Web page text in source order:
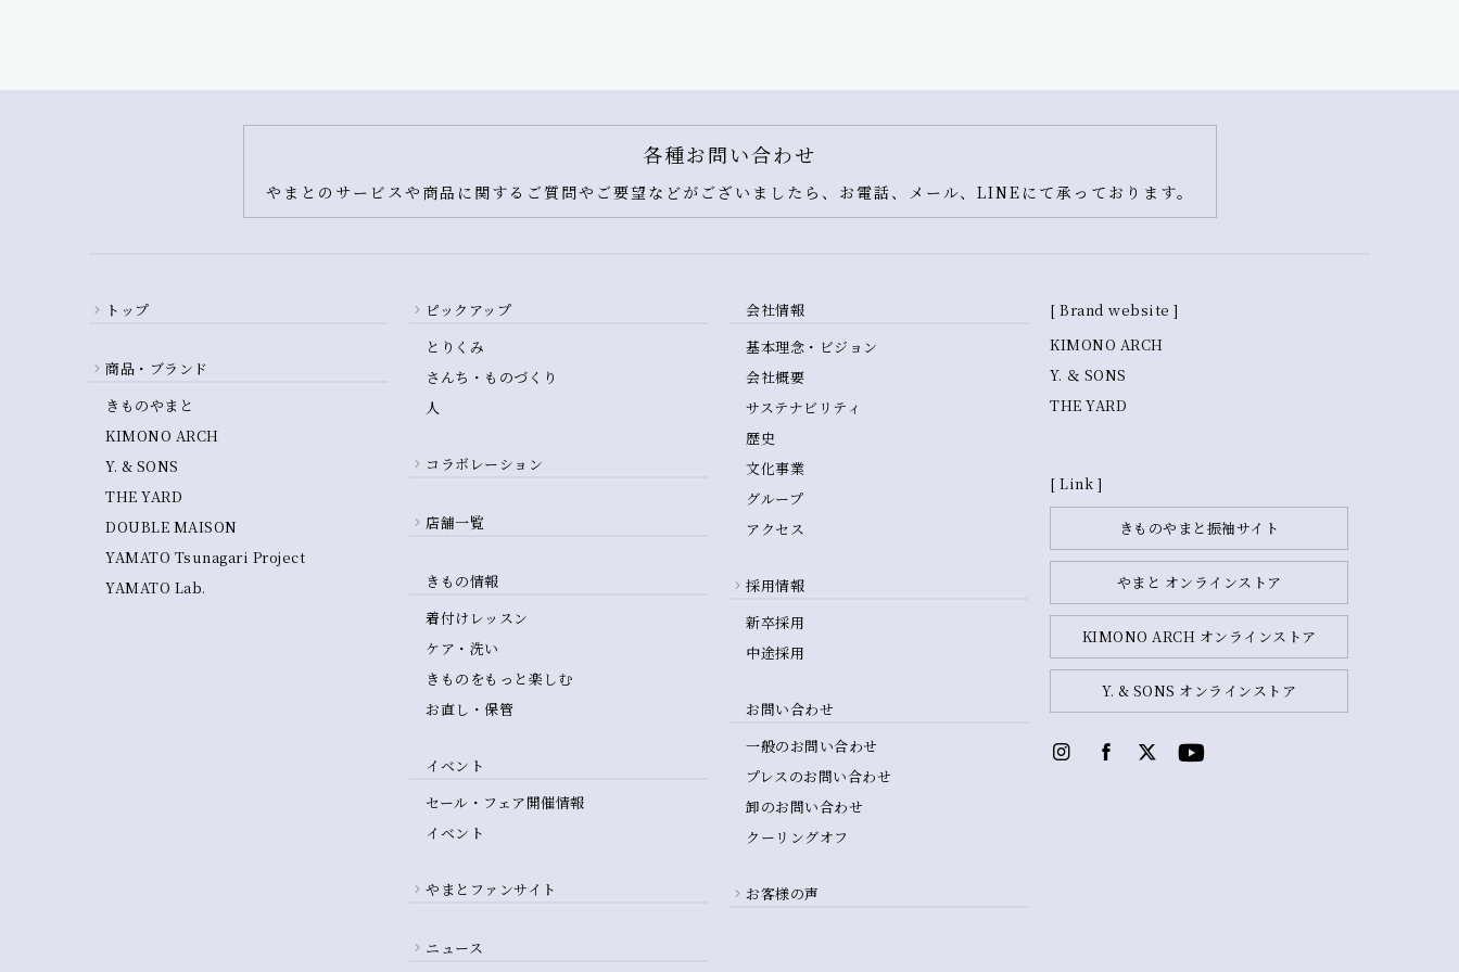
各種お問い合わせ
やまとのサービスや商品に関するご質問やご要望などがございましたら、お電話、メール、LINEにて承っております。
トップ
商品・ブランド
きものやまと
KIMONO ARCH
Y. & SONS
THE YARD
DOUBLE MAISON
YAMATO Tsunagari Project
YAMATO Lab.
ピックアップ
とりくみ
さんち・ものづくり
人
コラボレーション
店舗一覧
きもの情報
着付けレッスン
ケア・洗い
きものをもっと楽しむ
お直し・保管
イベント
セール・フェア開催情報
イベント
やまとファンサイト
ニュース
会社情報
基本理念・ビジョン
会社概要
サステナビリティ
歴史
文化事業
グループ
アクセス
採用情報
新卒採用
中途採用
お問い合わせ
一般のお問い合わせ
プレスのお問い合わせ
卸のお問い合わせ
クーリングオフ
お客様の声
[ Brand website ]
KIMONO ARCH
Y. ＆ SONS
THE YARD
[ Link ]
きものやまと振袖サイト
やまと オンラインストア
KIMONO ARCH オンラインストア
Y. & SONS オンラインストア